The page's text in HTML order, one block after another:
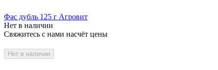
Фас дубль 125 г Агровит
Нет в наличии
Свяжитесь с нами насчёт цены
Нет в наличии